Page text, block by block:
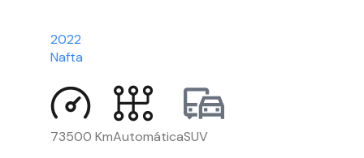
2022
Nafta
73500 KmAutomáticaSUV